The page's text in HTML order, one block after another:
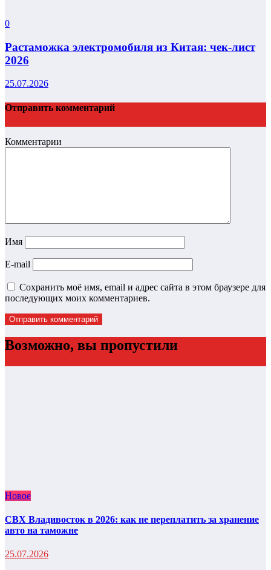
0
Растаможка электромобиля из Китая: чек-лист
2026
25.07.2026
Отправить комментарий
Комментарии
Имя
E-mail
Сохранить моё имя, email и адрес сайта в этом браузере для
последующих моих комментариев.
Возможно, вы пропустили
Новое
СВХ Владивосток в 2026: как не переплатить за хранение
авто на таможне
25.07.2026